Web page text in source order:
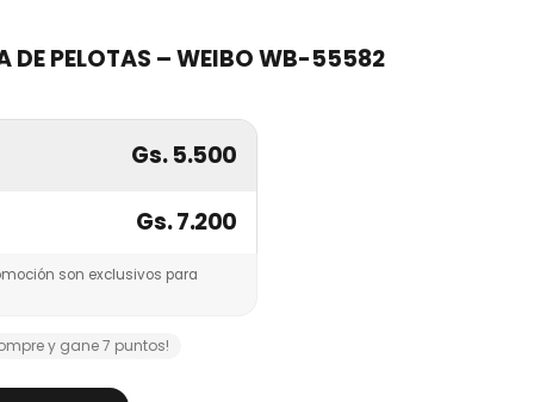
DE PELOTAS – WEIBO WB-55582
Gs. 5.500
Gs. 7.200
son exclusivos para
y gane 7 puntos!